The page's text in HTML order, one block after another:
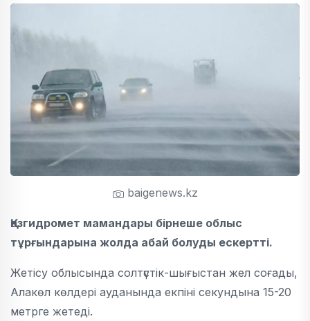
baigenews.kz
Қазгидромет мамандары бірнеше облыс
тұрғындарына жолда абай болуды ескертті.
Жетісу облысында солтүстік-шығыстан жел соғады,
Алакөл көлдері ауданында екпіні секундына 15-20
метрге жетеді.